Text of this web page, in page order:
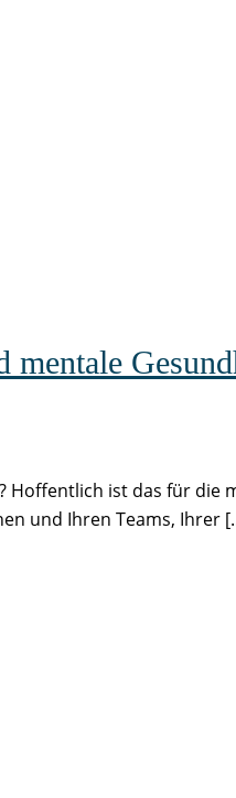
mentale
Hoffentlich ist das für die
und Ihren Teams, Ihrer